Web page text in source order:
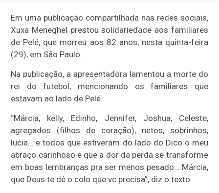
Em uma publicação compartilhada nas redes sociais,
Xuxa Meneghel prestou solidariedade aos familiares
de Pelé, que morreu aos 82 anos, nesta quinta-feira
(29), em São Paulo.
Na publicação, a apresentadora lamentou a morte do
rei do futebol, mencionando os familiares que
estavam ao lado de Pelé.
“Márcia, kelly, Edinho, Jennifer, Joshua, Celeste,
agregados (filhos de coração), netos, sobrinhos,
lucia… e todos que estiveram do lado do Dico o meu
abraço carinhoso e que a dor da perda se transforme
em boas lembranças pra ser menos pesado… Márcia,
que Deus te dê o colo que vc precisa”, diz o texto.